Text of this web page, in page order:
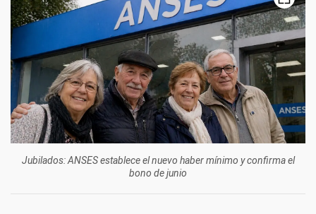
Jubilados: ANSES establece el nuevo haber mínimo y confirma el
bono de junio